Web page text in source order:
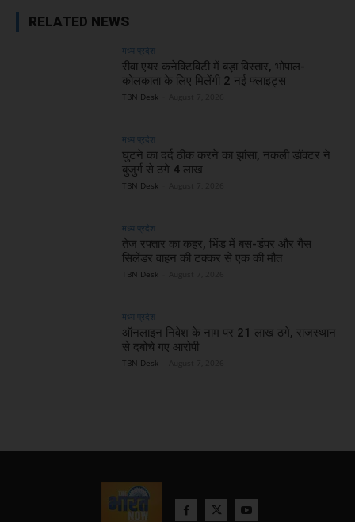
RELATED NEWS
मध्य प्रदेश
रीवा एयर कनेक्टिविटी में बड़ा विस्तार, भोपाल-
कोलकाता के लिए मिलेंगी 2 नई फ्लाइट्स
TBN Desk
मध्य प्रदेश
घुटने का दर्द ठीक करने का झांसा, नकली डॉक्टर ने
बुजुर्ग से ठगे 4 लाख
TBN Desk
मध्य प्रदेश
तेज रफ्तार का कहर, भिंड में बस-डंपर और गैस
सिलेंडर वाहन की टक्कर से एक की मौत
TBN Desk
मध्य प्रदेश
ऑनलाइन निवेश के नाम पर 21 लाख ठगे, राजस्थान
से दबोचे गए आरोपी
TBN Desk